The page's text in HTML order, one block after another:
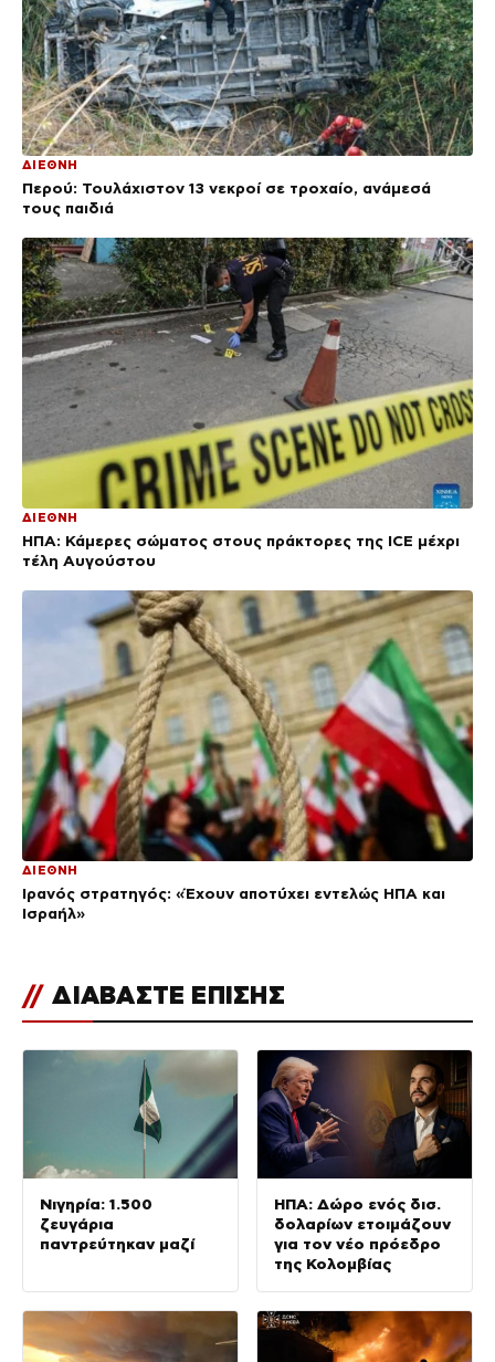
ΔΙΕΘΝΗ
Περού: Τουλάχιστον 13 νεκροί σε τροχαίο, ανάμεσά
τους παιδιά
ΔΙΕΘΝΗ
ΗΠΑ: Κάμερες σώματος στους πράκτορες της ICE μέχρι
τέλη Αυγούστου
ΔΙΕΘΝΗ
Ιρανός στρατηγός: «Έχουν αποτύχει εντελώς ΗΠΑ και
Ισραήλ»
// ΔΙΑΒΑΣΤΕ ΕΠΙΣΗΣ
Νιγηρία: 1.500
ζευγάρια
παντρεύτηκαν μαζί
ΗΠΑ: Δώρο ενός δισ.
δολαρίων ετοιμάζουν
για τον νέο πρόεδρο
της Κολομβίας